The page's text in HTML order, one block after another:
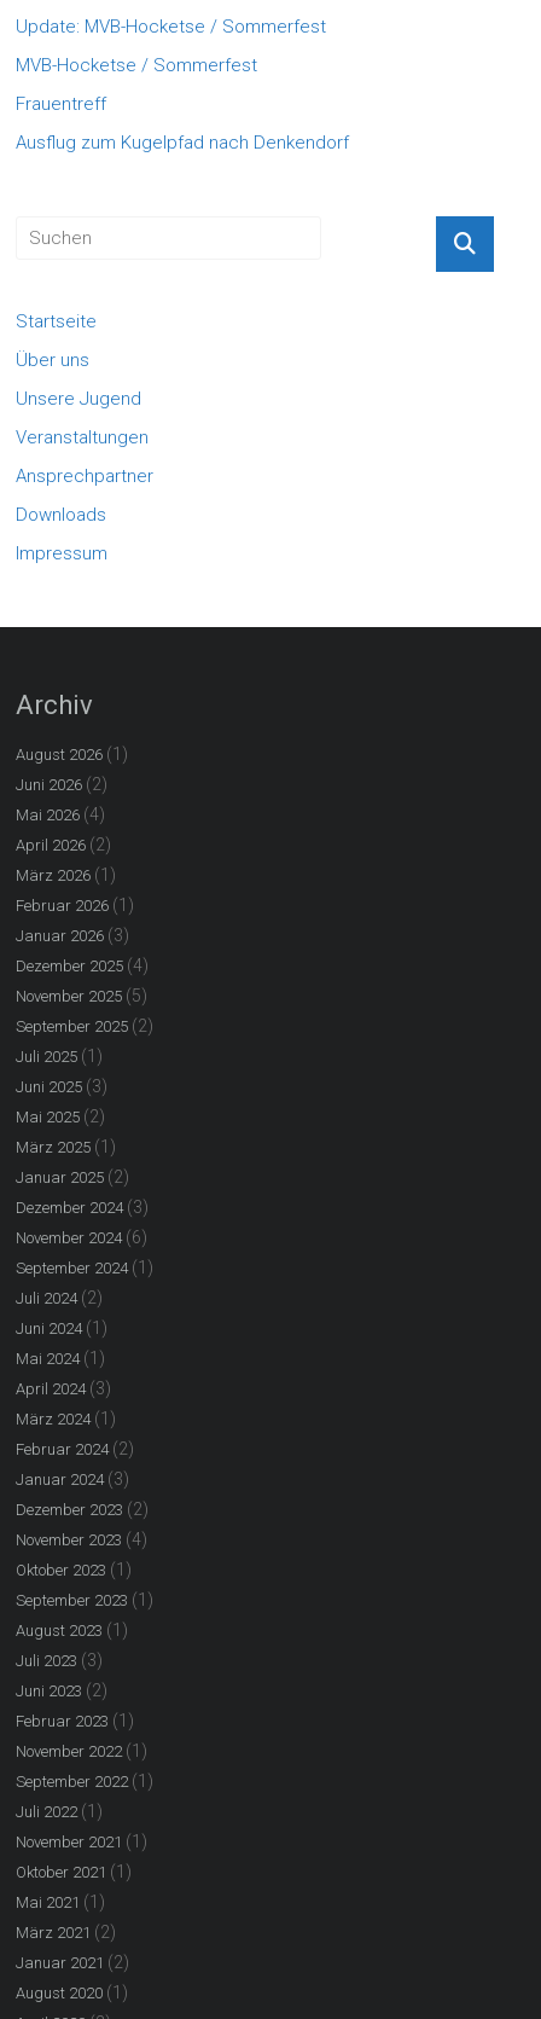
Update: MVB-Hocketse / Sommerfest
MVB-Hocketse / Sommerfest
Frauentreff
Ausflug zum Kugelpfad nach Denkendorf
Startseite
Über uns
Unsere Jugend
Veranstaltungen
Ansprechpartner
Downloads
Impressum
Archiv
August 2026 (1)
Juni 2026 (2)
Mai 2026 (4)
April 2026 (2)
März 2026 (1)
Februar 2026 (1)
Januar 2026 (3)
Dezember 2025 (4)
November 2025 (5)
September 2025 (2)
Juli 2025 (1)
Juni 2025 (3)
Mai 2025 (2)
März 2025 (1)
Januar 2025 (2)
Dezember 2024(3)
November 2024(6)
September 2024(1)
Juli 2024(2)
Juni 2024(1)
Mai 2024(1)
April 2024(3)
März 2024(1)
Februar 2024(2)
Januar 2024(3)
Dezember 2023 (2)
November 2023 (4)
Oktober 2023 (1)
September 2023 (1)
August 2023 (1)
Juli 2023 (3)
Juni 2023 (2)
Februar 2023 (1)
November 2022 (1)
September 2022 (1)
Juli 2022 (1)
November 2021 (1)
Oktober 2021 (1)
Mai 2021 (1)
März 2021 (2)
Januar 2021 (2)
August 2020 (1)